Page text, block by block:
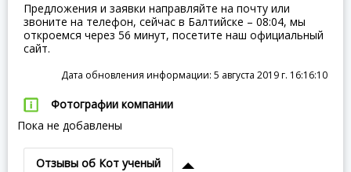
Предложения и заявки направляйте на почту или
звоните на телефон, сейчас в Балтийске – 08:04, мы
откроемся через 56 минут, посетите наш официальный
сайт.
Дата обновления информации: 5 августа 2019 г. 16:16:10
Фотографии компании
Пока не добавлены
Отзывы об Кот ученый